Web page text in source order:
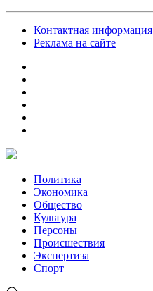
Контактная информация
Реклама на сайте
Политика
Экономика
Общество
Культура
Персоны
Происшествия
Экспертиза
Спорт